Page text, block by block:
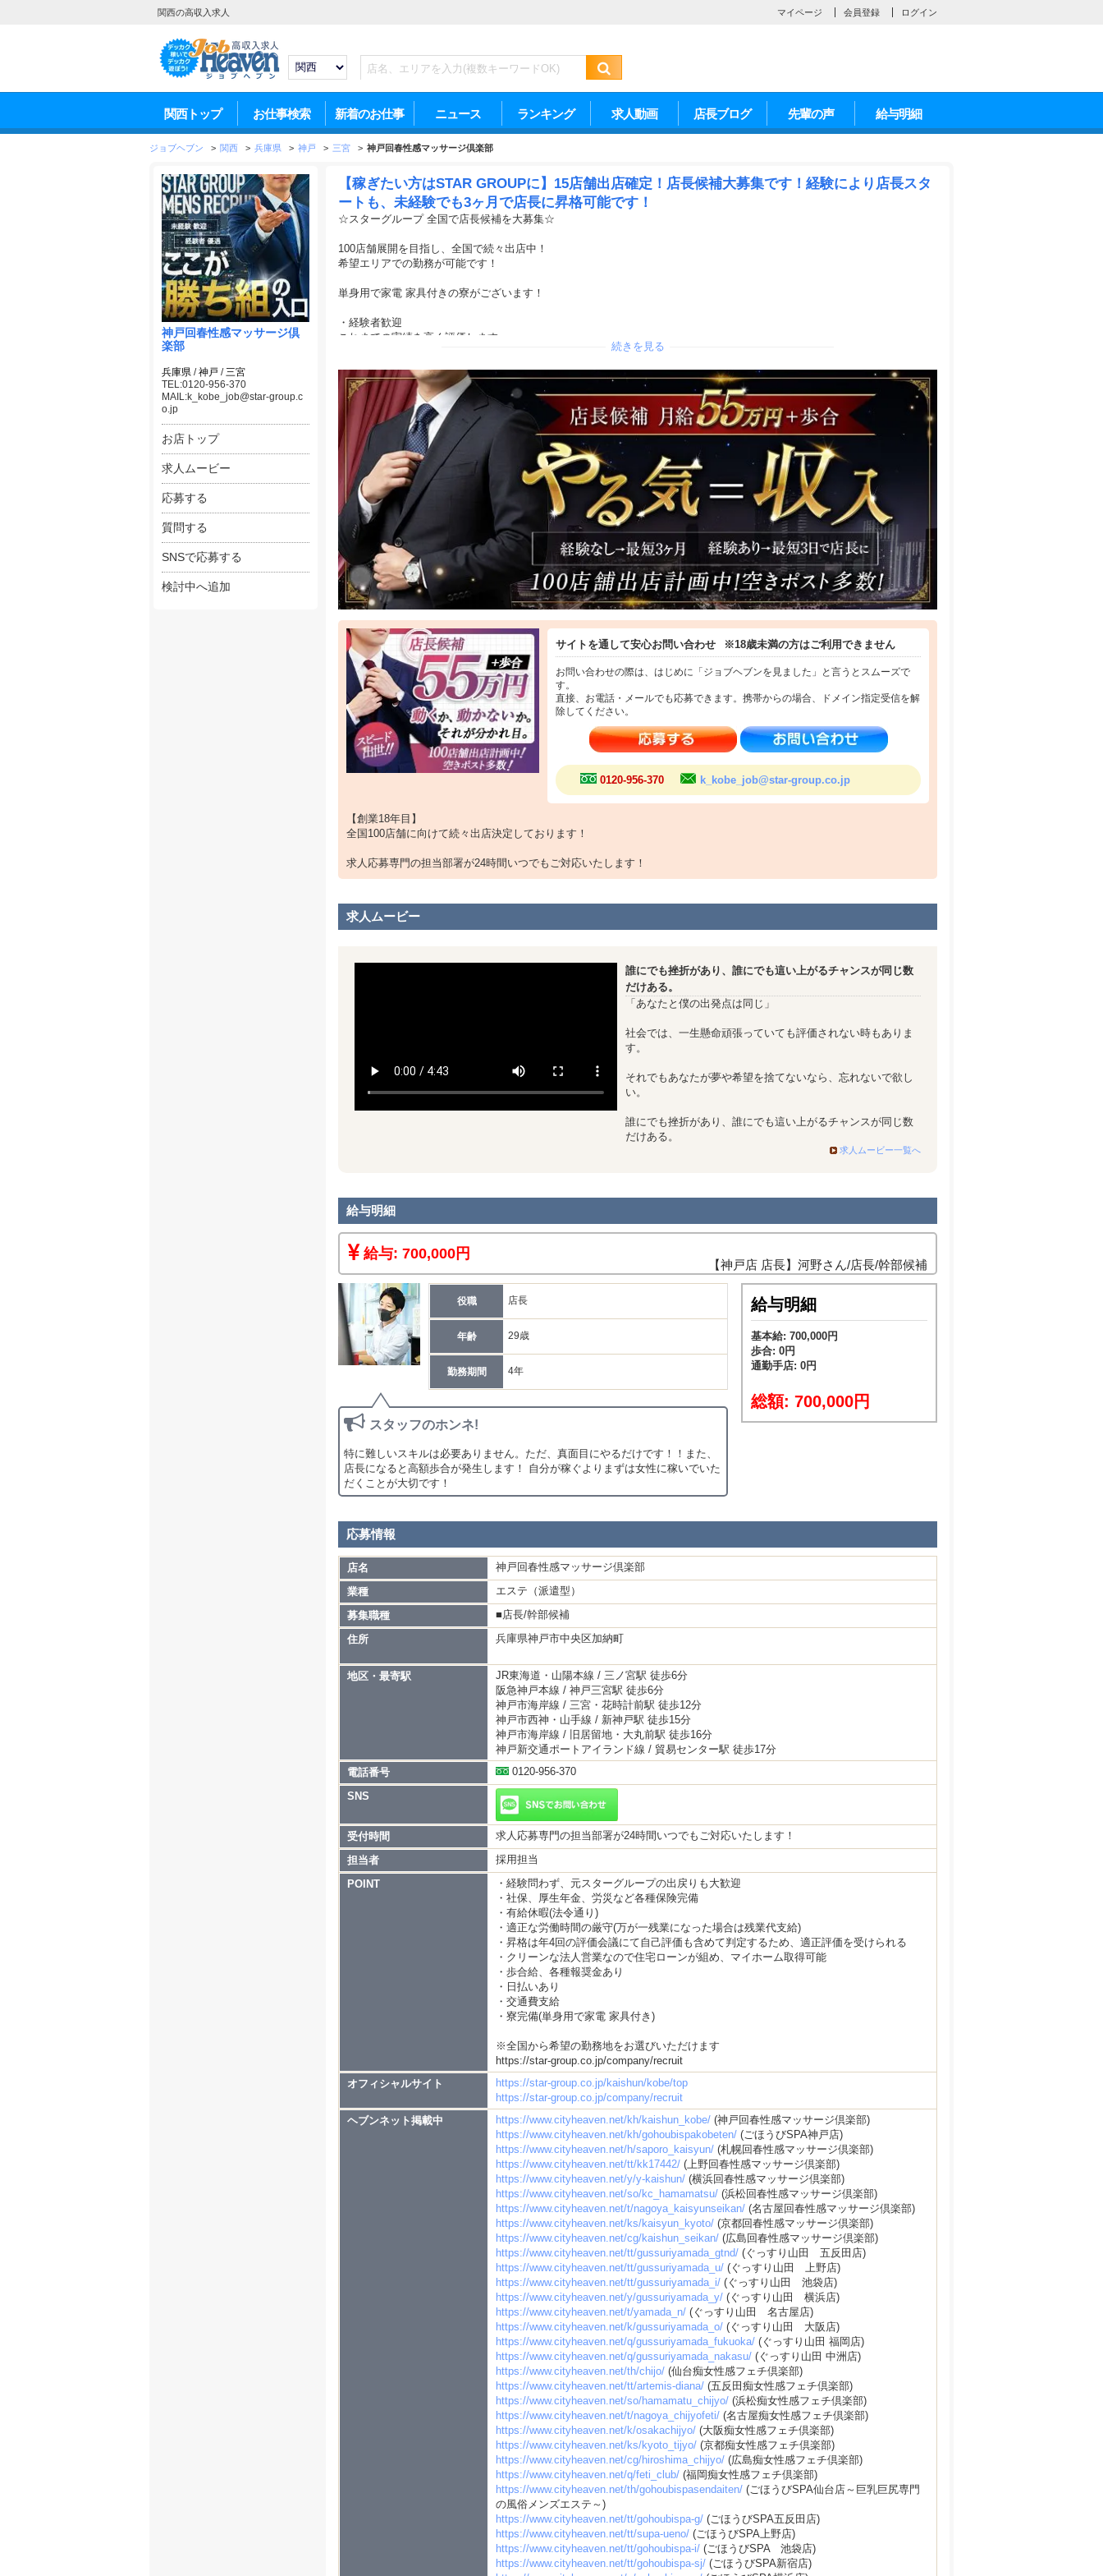
関西の高収入求人 マイページ 会員登録 ログイン
関西トップ お仕事検索 新着のお仕事 ニュース ランキング 求人動画 店長ブログ 先輩の声 給与明細
ジョブヘブン > 関西 > 兵庫県 > 神戸 > 三宮 > 神戸回春性感マッサージ倶楽部
神戸回春性感マッサージ倶
楽部
兵庫県 /神戸 /三宮
TEL:0120-956-370
MAIL:k_kobe_job@star-group.c
o.jp
お店トップ
求人ムービー
応募する
質問する
SNSで応募する
検討中へ追加
【稼ぎたい方はSTAR GROUPに】15店舗出店確定！店長候補大募集です！経験により店長スタ
ートも、未経験でも3ヶ月で店長に昇格可能です！
☆スターグループ 全国で店長候補を大募集☆
100店舗展開を目指し、全国で続々出店中！
希望エリアでの勤務が可能です！
単身用で家電 家具付きの寮がございます！
・経験者歓迎
これまでの実績を高く評価します
成果次第で高収入もすぐに実現可能です
・未経験OK
やる気さえあれば大歓迎
未経験から3ヶ月で店長昇格の実績多数
店長になるためのノウハウをすべて教えます
・スターグループの魅力
全国で店舗拡大中＝ポストがどんどん空きます
頑張る人がしっかり稼げる仕組みです
欲しかった物(ブランド品・高級時計・車など)も夢じゃなく現実になります
・その頑張り、報われていますか？
人生の時間は有限です
「今の職場では将来が見えない」「収入が伸びない」
そんな方は、スターグループで人生を変えるチャンスを掴んでください
【店長】
月給:基本給55万～90万+歩合給
売上が高い店舗は150万円以上の店長も複数
【店長代理】
月給:基本給45万～55万+歩合給
売上が高い店舗の店長代理でも100万円以上
【リーダー】
売上が高い店舗はリーダーでも50万円以上
【スタッフ】
月給:基本給34万+歩合給+交通費
・基本労働時間
9時間勤務(内1時間休憩)
・業務内容
お客様の電話応対
・募集エリア
https://star-group.co.jp/company/recruit
ご応募・お問い合わせお待ちしております！
続きを見る
サイトを通して安心お問い合わせ ※18歳未満の方はご利用できません
お問い合わせの際は、はじめに「ジョブヘブンを見ました」と言うとスムーズで
す。
直接、お電話・メールでも応募できます。携帯からの場合、ドメイン指定受信を解
除してください。
0120-956-370 k_kobe_job@star-group.co.jp
【創業18年目】
全国100店舗に向けて続々出店決定しております！
求人応募専門の担当部署が24時間いつでもご対応いたします！
求人ムービー
誰にでも挫折があり、誰にでも這い上がるチャンスが同じ数
だけある。
「あなたと僕の出発点は同じ」
社会では、一生懸命頑張っていても評価されない時もありま
す。
それでもあなたが夢や希望を捨てないなら、忘れないで欲し
い。
誰にでも挫折があり、誰にでも這い上がるチャンスが同じ数
だけある。
求人ムービー一覧へ
給与明細
給与: 700,000円
【神戸店 店長】河野さん/店長/幹部候補
役職 店長
年齢 29歳
勤務期間 4年
スタッフのホンネ!
特に難しいスキルは必要ありません。ただ、真面目にやるだけです！！また、
店長になると高額歩合が発生します！ 自分が稼ぐよりまずは女性に稼いでいた
だくことが大切です！
給与明細
基本給: 700,000円
歩合: 0円
通勤手店: 0円
総額: 700,000円
応募情報
店名
神戸回春性感マッサージ倶楽部
業種
エステ（派遣型）
募集職種
■店長/幹部候補
住所
兵庫県神戸市中央区加納町
地区・最寄駅
JR東海道・山陽本線 / 三ノ宮駅 徒歩6分
阪急神戸本線 / 神戸三宮駅 徒歩6分
神戸市海岸線 / 三宮・花時計前駅 徒歩12分
神戸市西神・山手線 / 新神戸駅 徒歩15分
神戸市海岸線 / 旧居留地・大丸前駅 徒歩16分
神戸新交通ポートアイランド線 / 貿易センター駅 徒歩17分
電話番号
0120-956-370
SNS
受付時間
求人応募専門の担当部署が24時間いつでもご対応いたします！
担当者
採用担当
POINT
・経験問わず、元スターグループの出戻りも大歓迎
・社保、厚生年金、労災など各種保険完備
・有給休暇(法令通り)
・適正な労働時間の厳守(万が一残業になった場合は残業代支給)
・昇格は年4回の評価会議にて自己評価も含めて判定するため、適正評価を受けられる
・クリーンな法人営業なので住宅ローンが組め、マイホーム取得可能
・歩合給、各種報奨金あり
・日払いあり
・交通費支給
・寮完備(単身用で家電 家具付き)
※全国から希望の勤務地をお選びいただけます
https://star-group.co.jp/company/recruit
オフィシャルサイト
https://star-group.co.jp/kaishun/kobe/top
https://star-group.co.jp/company/recruit
ヘブンネット掲載中
https://www.cityheaven.net/kh/kaishun_kobe/ (神戸回春性感マッサージ倶楽部)
https://www.cityheaven.net/kh/gohoubispakobeten/ (ごほうびSPA神戸店)
https://www.cityheaven.net/h/saporo_kaisyun/ (札幌回春性感マッサージ倶楽部)
https://www.cityheaven.net/tt/kk17442/ (上野回春性感マッサージ倶楽部)
https://www.cityheaven.net/y/y-kaishun/ (横浜回春性感マッサージ倶楽部)
https://www.cityheaven.net/so/kc_hamamatsu/ (浜松回春性感マッサージ倶楽部)
https://www.cityheaven.net/t/nagoya_kaisyunseikan/ (名古屋回春性感マッサージ倶楽部)
https://www.cityheaven.net/ks/kaisyun_kyoto/ (京都回春性感マッサージ倶楽部)
https://www.cityheaven.net/cg/kaishun_seikan/ (広島回春性感マッサージ倶楽部)
https://www.cityheaven.net/tt/gussuriyamada_gtnd/ (ぐっすり山田 五反田店)
https://www.cityheaven.net/tt/gussuriyamada_u/ (ぐっすり山田 上野店)
https://www.cityheaven.net/tt/gussuriyamada_i/ (ぐっすり山田 池袋店)
https://www.cityheaven.net/y/gussuriyamada_y/ (ぐっすり山田 横浜店)
https://www.cityheaven.net/t/yamada_n/ (ぐっすり山田 名古屋店)
https://www.cityheaven.net/k/gussuriyamada_o/ (ぐっすり山田 大阪店)
https://www.cityheaven.net/q/gussuriyamada_fukuoka/ (ぐっすり山田 福岡店)
https://www.cityheaven.net/q/gussuriyamada_nakasu/ (ぐっすり山田 中洲店)
https://www.cityheaven.net/th/chijo/ (仙台痴女性感フェチ倶楽部)
https://www.cityheaven.net/tt/artemis-diana/ (五反田痴女性感フェチ倶楽部)
https://www.cityheaven.net/so/hamamatu_chijyo/ (浜松痴女性感フェチ倶楽部)
https://www.cityheaven.net/t/nagoya_chijyofeti/ (名古屋痴女性感フェチ倶楽部)
https://www.cityheaven.net/k/osakachijyo/ (大阪痴女性感フェチ倶楽部)
https://www.cityheaven.net/ks/kyoto_tijyo/ (京都痴女性感フェチ倶楽部)
https://www.cityheaven.net/cg/hiroshima_chijyo/ (広島痴女性感フェチ倶楽部)
https://www.cityheaven.net/q/feti_club/ (福岡痴女性感フェチ倶楽部)
https://www.cityheaven.net/th/gohoubispasendaiten/ (ごほうびSPA仙台店～巨乳巨尻専門
の風俗メンズエステ～)
https://www.cityheaven.net/tt/gohoubispa-g/ (ごほうびSPA五反田店)
https://www.cityheaven.net/tt/supa-ueno/ (ごほうびSPA上野店)
https://www.cityheaven.net/tt/gohoubispa-i/ (ごほうびSPA 池袋店)
https://www.cityheaven.net/tt/gohoubispa-sj/ (ごほうびSPA新宿店)